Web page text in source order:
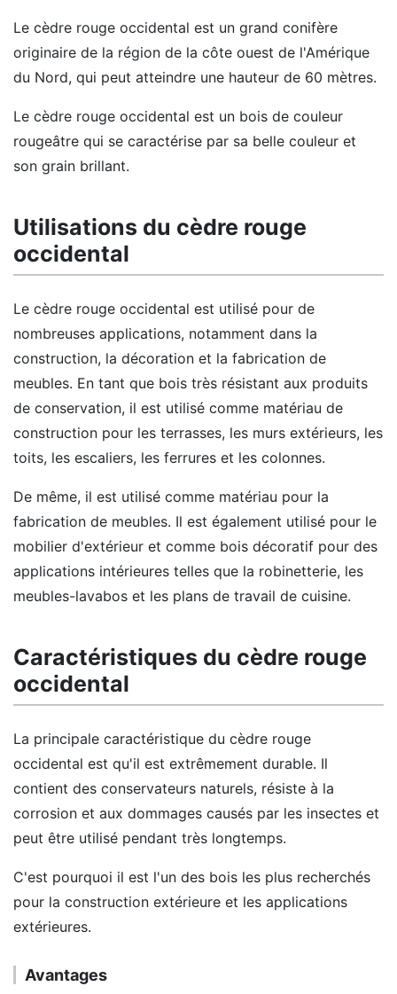
Le cèdre rouge occidental est un grand conifère
originaire de la région de la côte ouest de l'Amérique
du Nord, qui peut atteindre une hauteur de 60 mètres.
Le cèdre rouge occidental est un bois de couleur
rougeâtre qui se caractérise par sa belle couleur et
son grain brillant.
Utilisations du cèdre rouge
occidental
Le cèdre rouge occidental est utilisé pour de
nombreuses applications, notamment dans la
construction, la décoration et la fabrication de
meubles. En tant que bois très résistant aux produits
de conservation, il est utilisé comme matériau de
construction pour les terrasses, les murs extérieurs, les
toits, les escaliers, les ferrures et les colonnes.
De même, il est utilisé comme matériau pour la
fabrication de meubles. Il est également utilisé pour le
mobilier d'extérieur et comme bois décoratif pour des
applications intérieures telles que la robinetterie, les
meubles-lavabos et les plans de travail de cuisine.
Caractéristiques du cèdre rouge
occidental
La principale caractéristique du cèdre rouge
occidental est qu'il est extrêmement durable. Il
contient des conservateurs naturels, résiste à la
corrosion et aux dommages causés par les insectes et
peut être utilisé pendant très longtemps.
C'est pourquoi il est l'un des bois les plus recherchés
pour la construction extérieure et les applications
extérieures.
Avantages